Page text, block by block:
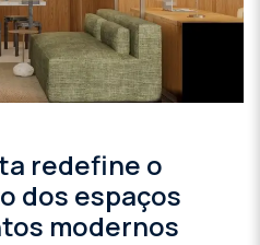
redefine o
dos espaços
modernos